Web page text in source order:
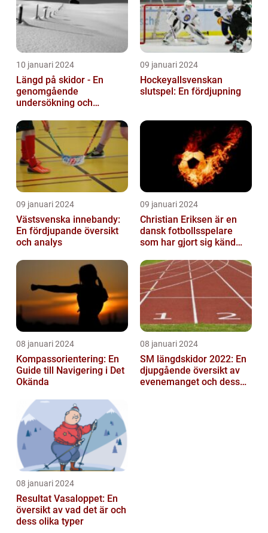
10 januari 2024
Längd på skidor - En
genomgående
undersökning och
09 januari 2024
Hockeyallsvenskan
slutspel: En fördjupning
09 januari 2024
Västsvenska innebandy:
En fördjupande översikt
och analys
09 januari 2024
Christian Eriksen är en
dansk fotbollsspelare
som har gjort sig känd
mittfältarna...
08 januari 2024
Kompassorientering: En
Guide till Navigering i Det
Okända
08 januari 2024
SM längdskidor 2022: En
djupgående översikt av
evenemanget och dess
08 januari 2024
Resultat Vasaloppet: En
översikt av vad det är och
dess olika typer